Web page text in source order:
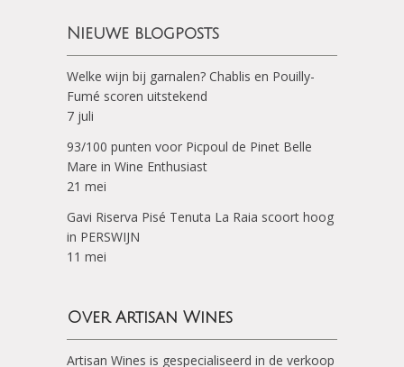
Nieuwe blogposts
Welke wijn bij garnalen? Chablis en Pouilly-
Fumé scoren uitstekend
7 juli
93/100 punten voor Picpoul de Pinet Belle
Mare in Wine Enthusiast
21 mei
Gavi Riserva Pisé Tenuta La Raia scoort hoog
in PERSWIJN
11 mei
Over Artisan Wines
Artisan Wines is gespecialiseerd in de verkoop